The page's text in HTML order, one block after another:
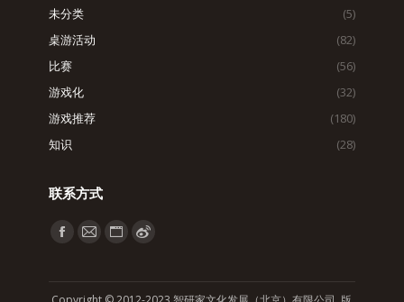
未分类
(5)
桌游活动
(82)
比赛
(56)
游戏化
(32)
游戏推荐
(180)
知识
(28)
联系方式
找到我们：
Facebook
Mail WebsiteWeibo